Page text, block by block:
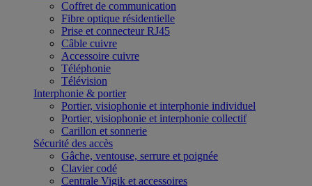
Coffret de communication
Fibre optique résidentielle
Prise et connecteur RJ45
Câble cuivre
Accessoire cuivre
Téléphonie
Télévision
Interphonie & portier
Portier, visiophonie et interphonie individuel
Portier, visiophonie et interphonie collectif
Carillon et sonnerie
Sécurité des accès
Gâche, ventouse, serrure et poignée
Clavier codé
Centrale Vigik et accessoires